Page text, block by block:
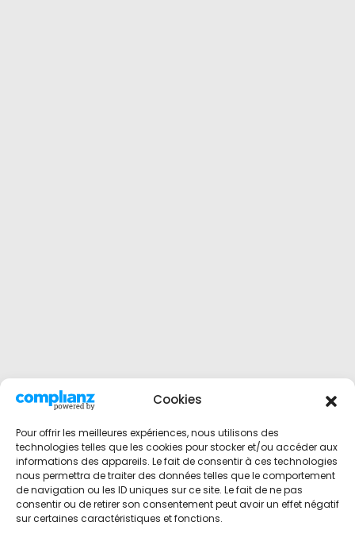
Cookies
Pour offrir les meilleures expériences, nous utilisons des
technologies telles que les cookies pour stocker et/ou accéder aux
informations des appareils. Le fait de consentir à ces technologies
nous permettra de traiter des données telles que le comportement
de navigation ou les ID uniques sur ce site. Le fait de ne pas
consentir ou de retirer son consentement peut avoir un effet négatif
sur certaines caractéristiques et fonctions.